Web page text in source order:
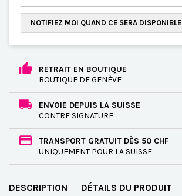
NOTIFIEZ MOI QUAND CE SERA DISPONIBLE
RETRAIT EN BOUTIQUE
BOUTIQUE DE GENÈVE
ENVOIE DEPUIS LA SUISSE
CONTRE SIGNATURE
TRANSPORT GRATUIT DÈS 50 CHF
UNIQUEMENT POUR LA SUISSE.
DESCRIPTION DÉTAILS DU PRODUIT